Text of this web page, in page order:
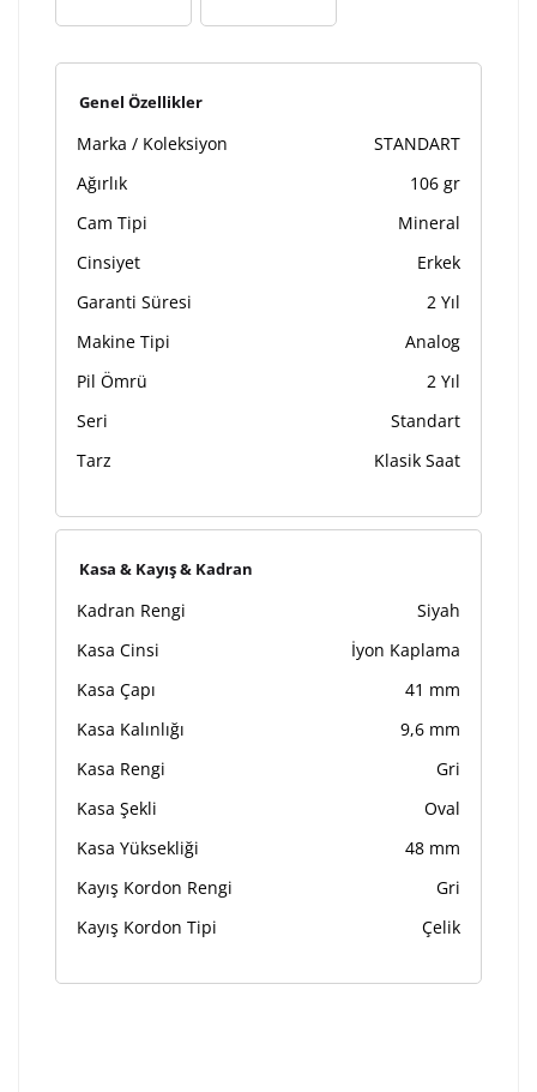
sebebi ile 1-2 iş günü uzamaktadır. Gravür İşlemi
tamamlandıktan sonra siparişiniz kargoya verilecektir.
Kişiselleştirilmiş
ürünlerde
Genel Özellikler
Marka / Koleksiyon
STANDART
Ağırlık
106 gr
Cam Tipi
Mineral
Cinsiyet
Erkek
Garanti Süresi
2 Yıl
Makine Tipi
Analog
Pil Ömrü
2 Yıl
Seri
Standart
Tarz
Klasik Saat
Kasa & Kayış & Kadran
Kadran Rengi
Siyah
Kasa Cinsi
İyon Kaplama
Kasa Çapı
41 mm
Kasa Kalınlığı
9,6 mm
Kasa Rengi
Gri
Kasa Şekli
Oval
Kasa Yüksekliği
48 mm
Kayış Kordon Rengi
Gri
Kayış Kordon Tipi
Çelik